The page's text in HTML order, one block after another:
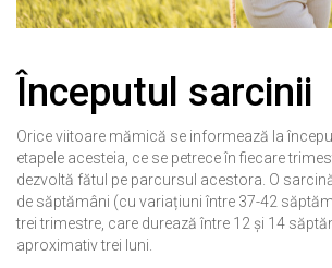
Începutul sarcinii
Orice viitoare mămică se informează la
etapele acesteia, ce se petrece în fiecare
dezvoltă fătul pe parcursul acestora. O
de săptămâni (cu variațiuni între 37-42
trei trimestre, care durează între 12 și 14
aproximativ trei luni.